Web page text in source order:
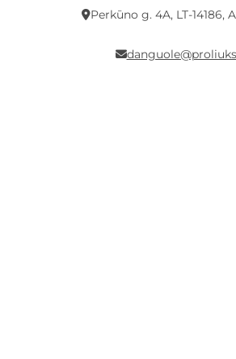
Perkūno g. 4A, LT-14186,